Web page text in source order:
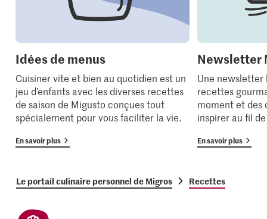
Idées de menus
Cuisiner vite et bien au quotidien est un
jeu d’enfants avec les diverses recettes
de saison de Migusto conçues tout
spécialement pour vous faciliter la vie.
En savoir plus
Newsletter
Une newsletter
recettes
moment et des
inspirer au fil
En savoir plus
Le portail culinaire personnel de Migros Recettes